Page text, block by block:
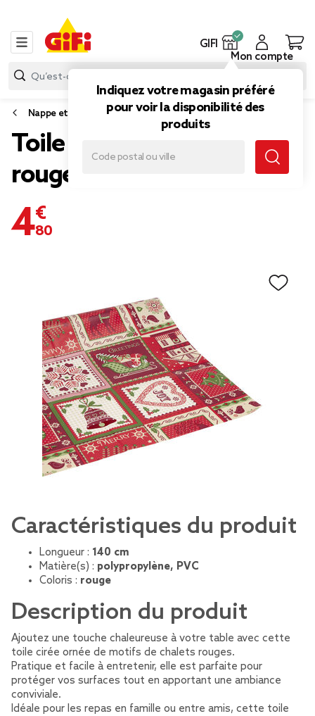
GIFI
Indiquez votre magasin préféré
pour voir la disponibilité des
produits
Mon compte
Nappe et serviette de table
Toile cirée motifs chalets
rouge 140cm
4,80 €
Caractéristiques du produit
Longueur : 140 cm
Matière(s) : polypropylène, PVC
Coloris : rouge
Description du produit
Ajoutez une touche chaleureuse à votre table avec cette
toile cirée ornée de motifs de chalets rouges.
Pratique et facile à entretenir, elle est parfaite pour
protéger vos surfaces tout en apportant une ambiance
conviviale.
Idéale pour les repas en famille ou entre amis, cette toile